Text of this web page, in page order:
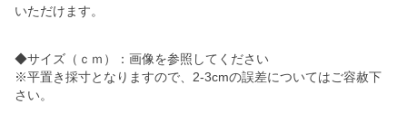
いただけます。
◆サイズ（ｃｍ）：画像を参照してください
※平置き採寸となりますので、2-3cmの誤差についてはご容赦下
さい。